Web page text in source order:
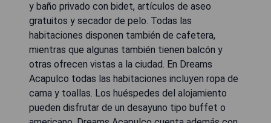
y baño privado con bidet, artículos de aseo
gratuitos y secador de pelo. Todas las
habitaciones disponen también de cafetera,
mientras que algunas también tienen balcón y
otras ofrecen vistas a la ciudad. En Dreams
Acapulco todas las habitaciones incluyen ropa de
cama y toallas. Los huéspedes del alojamiento
pueden disfrutar de un desayuno tipo buffet o